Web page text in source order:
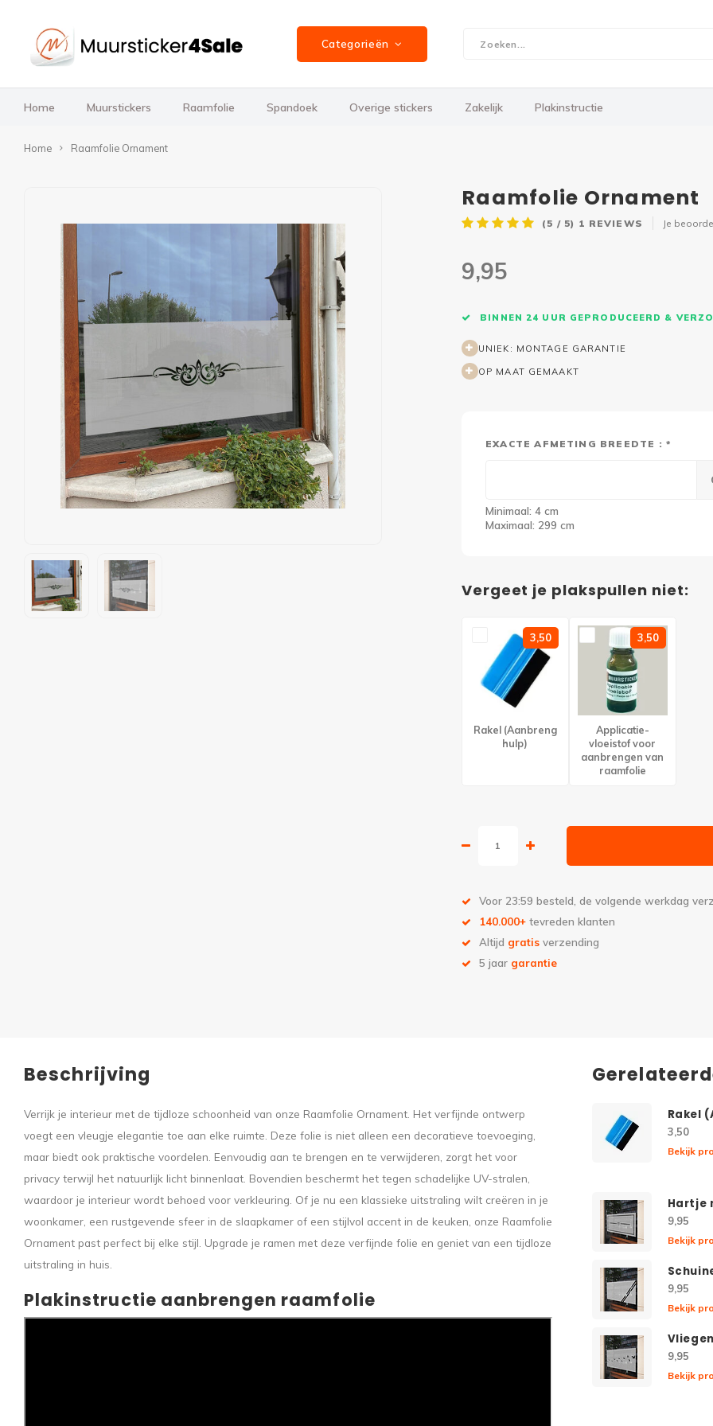
Categorieën
Home Muurstickers Raamfolie Spandoek Overige stickers Zakelijk Plakinstructie
Home Raamfolie Ornament
Raamfolie Ornament
(5 / 5) 1 REVIEWS Je
9,95
BINNEN 24 UUR GEPRODUCEERD &
UNIEK: MONTAGE GARANTIE
OP MAAT GEMAAKT
EXACTE AFMETING BREEDTE : *
Minimaal: 4 cm
Maximaal: 299 cm
Vergeet je plakspullen niet:
3,50
Rakel (Aanbreng
hulp)
3,50
Applicatie-
vloeistof voor
aanbrengen van
raamfolie
Voor 23:59 besteld, de volgende werkdag
140.000+ tevreden klanten
Altijd gratis verzending
5 jaar garantie
Beschrijving
Verrijk je interieur met de tijdloze schoonheid van onze Raamfolie Ornament. Het verfijnde ontwerp
voegt een vleugje elegantie toe aan elke ruimte. Deze folie is niet alleen een decoratieve toevoeging,
maar biedt ook praktische voordelen. Eenvoudig aan te brengen en te verwijderen, zorgt het voor
privacy terwijl het natuurlijk licht binnenlaat. Bovendien beschermt het tegen schadelijke UV-stralen,
waardoor je interieur wordt behoed voor verkleuring. Of je nu een klassieke uitstraling wilt creëren in je
woonkamer, een rustgevende sfeer in de slaapkamer of een stijlvol accent in de keuken, onze Raamfolie
Ornament past perfect bij elke stijl. Upgrade je ramen met deze verfijnde folie en geniet van een tijdloze
uitstraling in huis.
Plakinstructie aanbrengen raamfolie
Rakel
3,50
Bekijk
Hartje
9,95
Bekijk
9,95
Bekijk
9,95
Bekijk